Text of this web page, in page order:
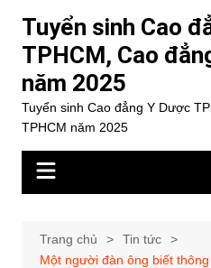
dung
Tuyển sinh Cao
TPHCM, Cao
năm 2025
Tuyển sinh Cao đẳng Y Dược
TPHCM năm 2025
Trang chủ
Tin tức
Một người đàn ông biết